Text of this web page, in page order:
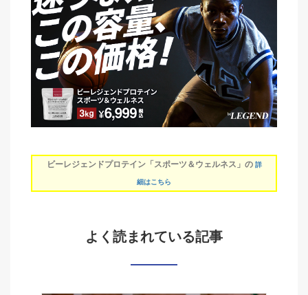
ビーレジェンドプロテイン「スポーツ＆ウェルネス」の 詳
細はこちら
よく読まれている記事